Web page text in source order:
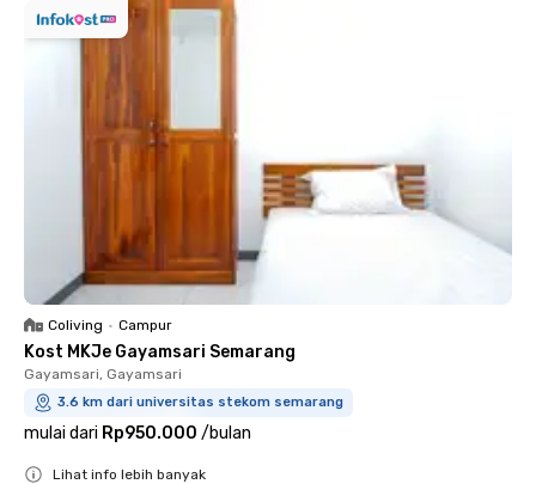
Coliving • Campur
Kost MKJe Gayamsari Semarang
Gayamsari, Gayamsari
3.6 km dari universitas stekom semarang
mulai dari Rp950.000 /bulan
Lihat info lebih banyak